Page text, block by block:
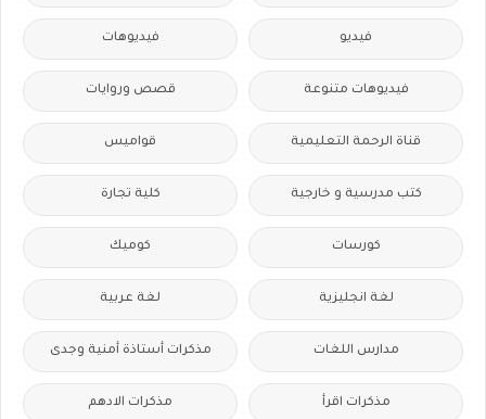
فيديو فيديوهات
فيديوهات متنوعة قصص وروايات
قناة الرحمة التعليمية قواميس
كتب مدرسية و خارجية كلية تجارة
كورسات كوميك
لغة انجليزية لغة عربية
مدارس اللغات مذكرات أستاذة أمنية وجدى
مذكرات اقرأ مذكرات الادهم